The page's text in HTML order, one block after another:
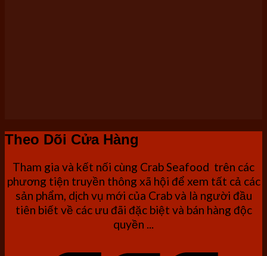
Theo Dõi Cửa Hàng
Tham gia và kết nối cùng Crab Seafood trên các
phương tiện truyền thông xã hội để xem tất cả các
sản phẩm, dịch vụ mới của Crab và là người đầu
tiên biết về các ưu đãi đặc biệt và bán hàng độc
quyền ...